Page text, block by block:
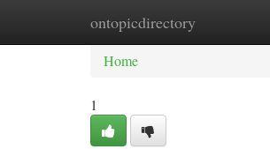
ontopicdirectory
Home New Site Listings
Home
1